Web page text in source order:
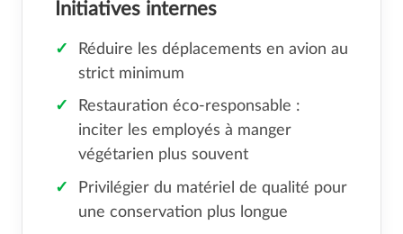
Initiatives internes
Réduire les déplacements en avion au
strict minimum
Restauration éco-responsable :
inciter les employés à manger
végétarien plus souvent
Privilégier du matériel de qualité pour
une conservation plus longue